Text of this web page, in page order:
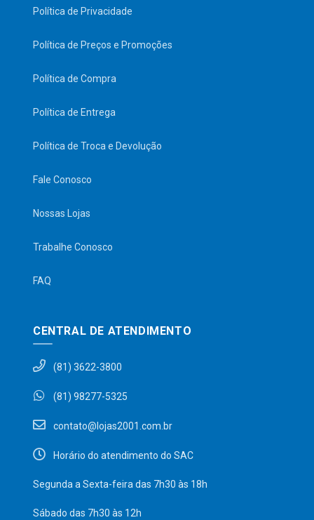
Política de Privacidade
Política de Preços e Promoções
Política de Compra
Política de Entrega
Política de Troca e Devolução
Fale Conosco
Nossas Lojas
Trabalhe Conosco
FAQ
CENTRAL DE ATENDIMENTO
(81) 3622-3800
(81) 98277-5325
contato@lojas2001.com.br
Horário do atendimento do SAC
Segunda a Sexta-feira das 7h30 às 18h
Sábado das 7h30 às 12h